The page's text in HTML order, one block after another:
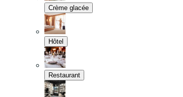
Crème glacée
Hôtel
Restaurant